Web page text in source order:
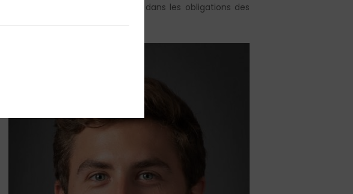
bonne pratique ne figure pas dans les obligations des